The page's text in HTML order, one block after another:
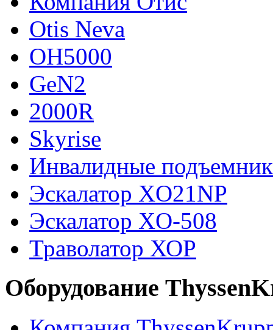
Otis Neva
OH5000
GeN2
2000R
Skyrise
Инвалидные
Эскалатор XO21NP
Эскалатор XO-508
Траволатор ХОР
Оборудование